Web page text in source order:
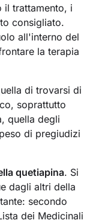
il trattamento, i
consigliato.
all'interno del
la terapia
di trovarsi di
soprattutto
quella degli
di pregiudizi
quetiapina. Si
dagli altri della
secondo
dei Medicinali